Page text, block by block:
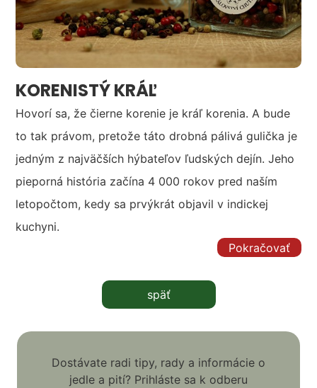
KORENISTÝ KRÁĽ
Hovorí sa, že čierne korenie je kráľ korenia. A bude
to tak právom, pretože táto drobná pálivá gulička je
jedným z najväčších hýbateľov ľudských dejín. Jeho
pieporná história začína 4 000 rokov pred naším
letopočtom, kedy sa prvýkrát objavil v indickej
kuchyni.
Pokračovať
späť
Dostávate radi tipy, rady a informácie o
jedle a pití? Prihláste sa k odberu